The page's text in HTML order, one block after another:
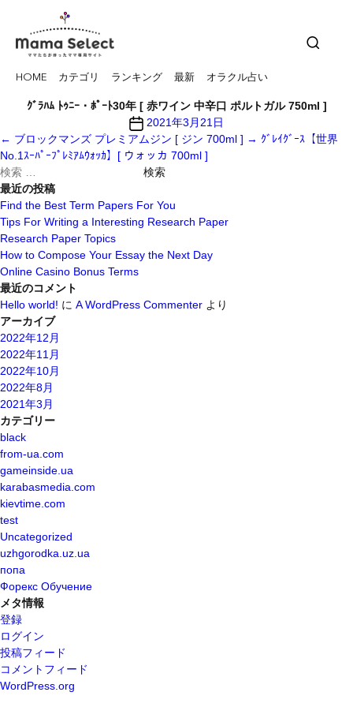
HOME カテゴリ ランキング 最新 オラクル占い
ｸﾞﾗﾊﾑ ﾄｩﾆｰ・ﾎﾟｰﾄ30年 [ 赤ワイン 中辛口 ポルトガル 750ml ]
投
稿
日
2021年3月21日
← ブロックマンズ プレミアムジン [ ジン 700ml ] → ｸﾞﾚｲｸﾞｰｽ【世界
No.1ｽｰﾊﾟｰﾌﾟﾚﾐｱﾑｳｫｯｶ】[ ウォッカ 700ml ]
検
索
対
象:
最近の投稿
Find the Best Term Papers For You
Tips For Writing a Interesting Research Paper
Research Paper Topics
How to Compose Your Essay the Next Day
Online Casino Bonus Terms
最近のコメント
Hello world! に A WordPress Commenter より
アーカイブ
2022年12月
2022年11月
2022年10月
2022年8月
2021年3月
カテゴリー
black
from-ua.com
gameinside.ua
karabasmedia.com
kievtime.com
test
Uncategorized
uzhgorodka.uz.ua
попа
Форекс Обучение
メタ情報
登録
ログイン
投稿フィード
コメントフィード
WordPress.org